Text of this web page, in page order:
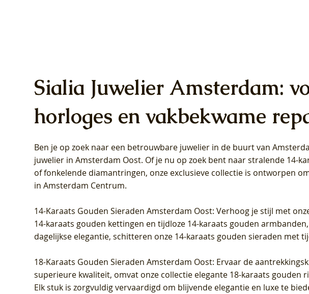
Blush Lab Diamonds Oorhangers
LG9006Y/S - Geelgoud (14k) met Lab
grown Diamant
Blush Lab Diamonds
LG9007Y/S - Geelgoud (14k)
grown Diamant
Blush Lab Diamonds Collier LG3019Y
– Geelgoud (14k) met Lab grown
Diamant
Blush Lab Diamonds Ring
Geelgoud (14k) met Lab grown
Diamant
Blush Lab Diamonds Ring LG1031Y -
Geelgoud (14k) met Lab grown
Diamant
Blush Lab Diamonds Ring
Geelgoud (14k) met Lab grown
Diamant
Sialia Juwelier Amsterdam:
horloges en vakbekwame
Ben je op zoek naar een betrouwbare juwelier in de buurt van
juwelier in Amsterdam Oost. Of je nu op zoek bent naar stralende 14-
of fonkelende diamantringen, onze exclusieve collectie is ontworpen
in Amsterdam Centrum.
14-Karaats Gouden Sieraden Amsterdam Oost: Verhoog je stijl met
14-karaats gouden kettingen en tijdloze 14-karaats gouden
dagelijkse elegantie, schitteren onze 14-karaats gouden sieraden met
18-Karaats Gouden Sieraden Amsterdam Oost: Ervaar de
superieure kwaliteit, omvat onze collectie elegante 18-karaats
Elk stuk is zorgvuldig vervaardigd om blijvende elegantie en luxe te